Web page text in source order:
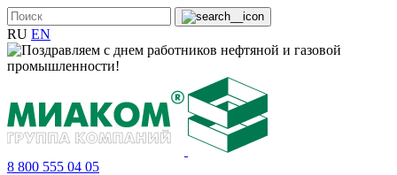
RU EN
8 800 555 04 05